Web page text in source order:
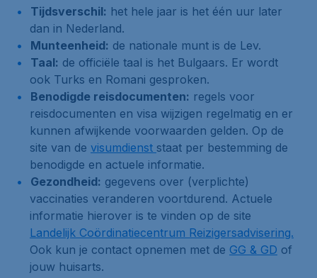
Tijdsverschil: het hele jaar is het één uur later
dan in Nederland.
Munteenheid: de nationale munt is de Lev.
Taal: de officiële taal is het Bulgaars. Er wordt
ook Turks en Romani gesproken.
Benodigde reisdocumenten: regels voor
reisdocumenten en visa wijzigen regelmatig en er
kunnen afwijkende voorwaarden gelden. Op de
site van de visumdienst staat per bestemming de
benodigde en actuele informatie.
Gezondheid: gegevens over (verplichte)
vaccinaties veranderen voortdurend. Actuele
informatie hierover is te vinden op de site
Landelijk Coördinatiecentrum Reizigersadvisering.
Ook kun je contact opnemen met de GG & GD of
jouw huisarts.